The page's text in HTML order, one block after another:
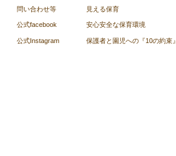
見える保育
​問い合わせ等
公式facebook
公式Instagram
安心安全な保育環境
保護者と園児への『10の約束』